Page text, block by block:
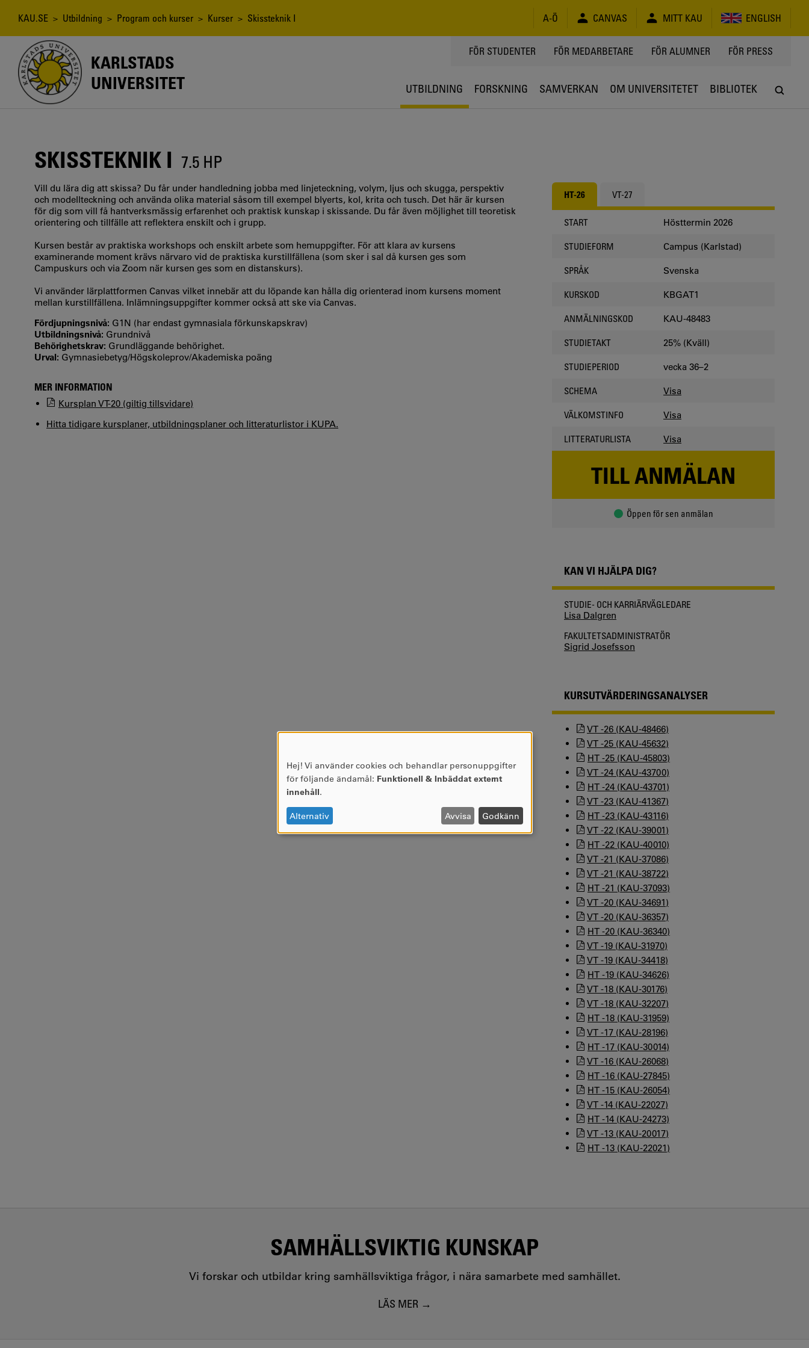
Länkstig
KAU.SE > Utbildning > Program och kurser > Kurser > Skissteknik I A-Ö CANVAS MITT KAU ENGLISH
KARLSTADS
UNIVERSITET
TOPPMENY
FÖR STUDENTER FÖR MEDARBETARE FÖR ALUMNER FÖR PRESS
UTBILDNING FORSKNING SAMVERKAN OM UNIVERSITETET BIBLIOTEK
SKISSTEKNIK I 7.5 HP
Vill du lära dig att skissa? Du får under handledning jobba med linjeteckning, volym, ljus och skugga, perspektiv
och modellteckning och använda olika material såsom till exempel blyerts, kol, krita och tusch. Det här är kursen
för dig som vill få hantverksmässig erfarenhet och praktisk kunskap i skissande. Du får även möjlighet till teoretisk
orientering och tillfälle att reflektera enskilt och i grupp.
Kursen består av praktiska workshops och enskilt arbete som hemuppgifter. För att klara av kursens
examinerande moment krävs närvaro vid de praktiska kurstillfällena (som sker i sal då kursen ges som
Campuskurs och via Zoom när kursen ges som en distanskurs).
Vi använder lärplattformen Canvas vilket innebär att du löpande kan hålla dig orienterad inom kursens moment
mellan kurstillfällena. Inlämningsuppgifter kommer också att ske via Canvas.
Fördjupningsnivå: G1N (har endast gymnasiala förkunskapskrav)
Utbildningsnivå: Grundnivå
Behörighetskrav: Grundläggande behörighet.
Urval: Gymnasiebetyg/Högskoleprov/Akademiska poäng
MER INFORMATION
Kursplan VT-20 (giltig tillsvidare)
Hitta tidigare kursplaner, utbildningsplaner och litteraturlistor i KUPA.
HT-26 VT-27
START Hösttermin 2026
STUDIEFORM Campus (Karlstad)
SPRÅK Svenska
KURSKOD KBGAT1
ANMÄLNINGSKOD KAU-48483
STUDIETAKT 25% (Kväll)
STUDIEPERIOD vecka 36–2
SCHEMA Visa
VÄLKOMSTINFO Visa
LITTERATURLISTA Visa
TILL ANMÄLAN
Öppen för sen anmälan
KAN VI HJÄLPA DIG?
STUDIE- OCH KARRIÄRVÄGLEDARE
Lisa Dalgren
FAKULTETSADMINISTRATÖR
Sigrid Josefsson
KURSUTVÄRDERINGSANALYSER
VT -26 (KAU-48466)
VT -25 (KAU-45632)
HT -25 (KAU-45803)
VT -24 (KAU-43700)
HT -24 (KAU-43701)
VT -23 (KAU-41367)
HT -23 (KAU-43116)
VT -22 (KAU-39001)
HT -22 (KAU-40010)
VT -21 (KAU-37086)
VT -21 (KAU-38722)
HT -21 (KAU-37093)
VT -20 (KAU-34691)
VT -20 (KAU-36357)
HT -20 (KAU-36340)
VT -19 (KAU-31970)
VT -19 (KAU-34418)
HT -19 (KAU-34626)
VT -18 (KAU-30176)
VT -18 (KAU-32207)
HT -18 (KAU-31959)
VT -17 (KAU-28196)
HT -17 (KAU-30014)
VT -16 (KAU-26068)
HT -16 (KAU-27845)
HT -15 (KAU-26054)
VT -14 (KAU-22027)
HT -14 (KAU-24273)
VT -13 (KAU-20017)
HT -13 (KAU-22021)
SAMHÄLLSVIKTIG KUNSKAP
Vi forskar och utbildar kring samhällsviktiga frågor, i nära samarbete med samhället.
LÄS MER
ANVÄNDNING
AV
OCH
COOKIES
Hej! Vi använder cookies och behandlar personuppgifter
för följande ändamål: Funktionell & Inbäddat externt
innehåll.
Alternativ Avvisa Godkänn